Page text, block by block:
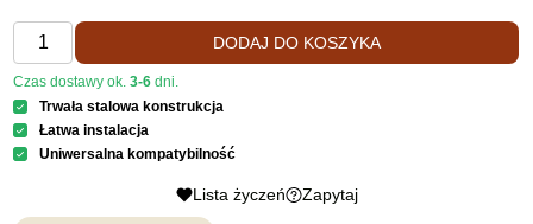
DODAJ DO KOSZYKA
Czas dostawy ok.3-6 dni.
Trwała stalowa konstrukcja
Łatwa instalacja
Uniwersalna kompatybilność
Lista życzeń Zapytaj